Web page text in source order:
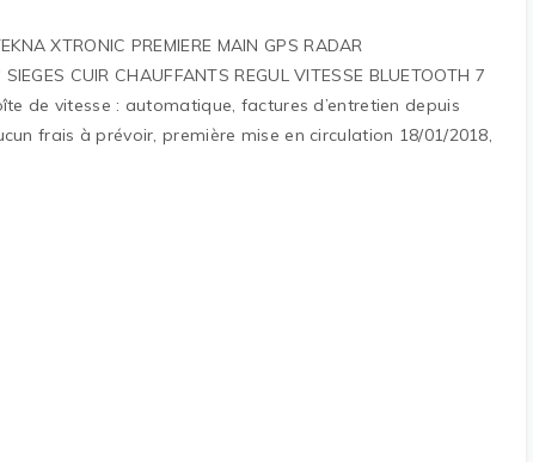
XTRONIC PREMIERE MAIN GPS RADAR
CUIR CHAUFFANTS REGUL VITESSE BLUETOOTH 7
de vitesse : automatique, factures d’entretien depuis
frais à prévoir, première mise en circulation 18/01/2018,